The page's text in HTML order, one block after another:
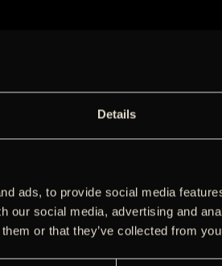
Details
ads, to provide social media
our social media, advertising and
or that they’ve collected from